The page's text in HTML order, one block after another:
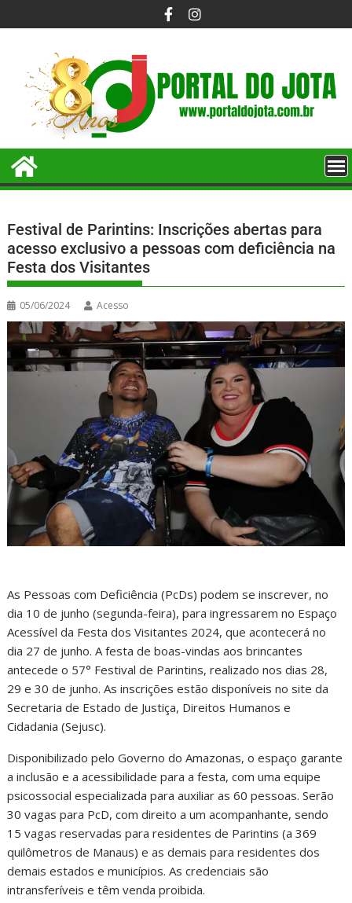
Festival de Parintins: Inscrições abertas para
acesso exclusivo a pessoas com deficiência na
Festa dos Visitantes
05/06/2024 Acesso
As Pessoas com Deficiência (PcDs) podem se inscrever, no
dia 10 de junho (segunda-feira), para ingressarem no Espaço
Acessível da Festa dos Visitantes 2024, que acontecerá no
dia 27 de junho. A festa de boas-vindas aos brincantes
antecede o 57° Festival de Parintins, realizado nos dias 28,
29 e 30 de junho. As inscrições estão disponíveis no site da
Secretaria de Estado de Justiça, Direitos Humanos e
Cidadania (Sejusc).
Disponibilizado pelo Governo do Amazonas, o espaço garante
a inclusão e a acessibilidade para a festa, com uma equipe
psicossocial especializada para auxiliar as 60 pessoas. Serão
30 vagas para PcD, com direito a um acompanhante, sendo
15 vagas reservadas para residentes de Parintins (a 369
quilômetros de Manaus) e as demais para residentes dos
demais estados e municípios. As credenciais são
intransferíveis e têm venda proibida.